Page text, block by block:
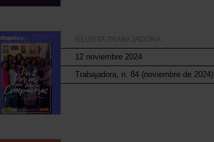
REVISTA TRABAJADORA
12 noviembre 2024
Trabajadora, n. 84 (noviembre de 2024)